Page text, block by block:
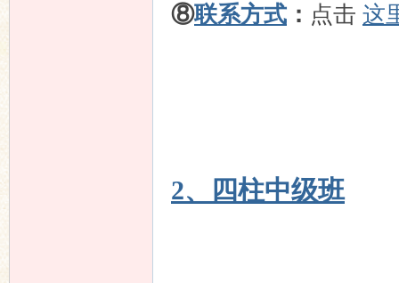
⑧联系方式 ： 点击 这
2、四柱中级班